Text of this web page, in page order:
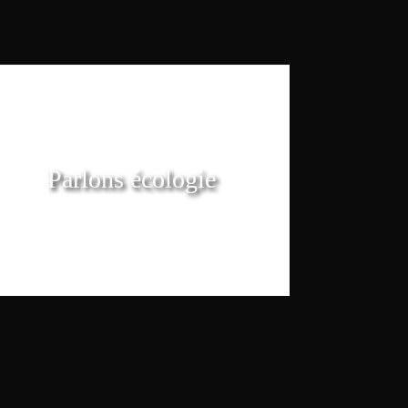
Parlons écologie